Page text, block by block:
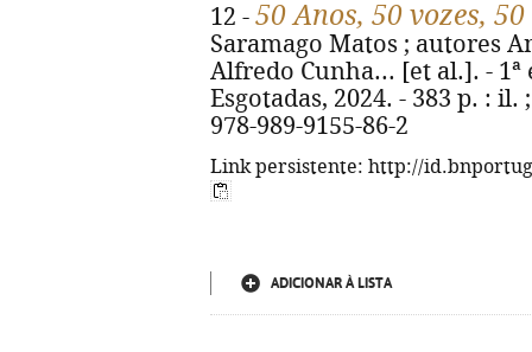
12 - 50 Anos, 50 vozes,
Saramago Matos ; autores
Alfredo Cunha... [et al.]. - 1ª
Esgotadas, 2024. - 383 p. : il.
978-989-9155-86-2
Link persistente: http://
ADICIONAR À LISTA